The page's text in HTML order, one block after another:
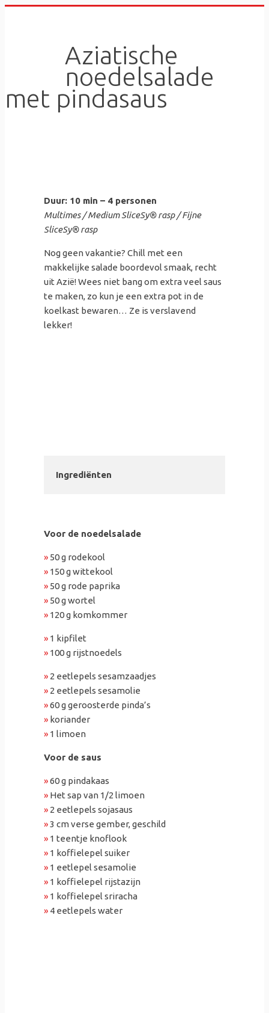
Aziatische
noedelsalade
met pindasaus
Duur: 10 min – 4 personen
Multimes / Medium SliceSy® rasp / Fijne
SliceSy® rasp
Nog geen vakantie? Chill met een
makkelijke salade boordevol smaak, recht
uit Azië! Wees niet bang om extra veel saus
te maken, zo kun je een extra pot in de
koelkast bewaren… Ze is verslavend
lekker!
Ingrediënten
Voor de noedelsalade
» 50 g rodekool
» 150 g wittekool
» 50 g rode paprika
» 50 g wortel
» 120 g komkommer
» 1 kipfilet
» 100 g rijstnoedels
» 2 eetlepels sesamzaadjes
» 2 eetlepels sesamolie
»60 g geroosterde pinda’s
» koriander
» 1 limoen
Voor de saus
»60 g pindakaas
» Het sap van 1/2 limoen
» 2 eetlepels sojasaus
»3 cm verse gember, geschild
» 1 teentje knoflook
» 1 koffielepel suiker
» 1 eetlepel sesamolie
» 1 koffielepel rijstazijn
» 1 koffielepel sriracha
» 4 eetlepels water